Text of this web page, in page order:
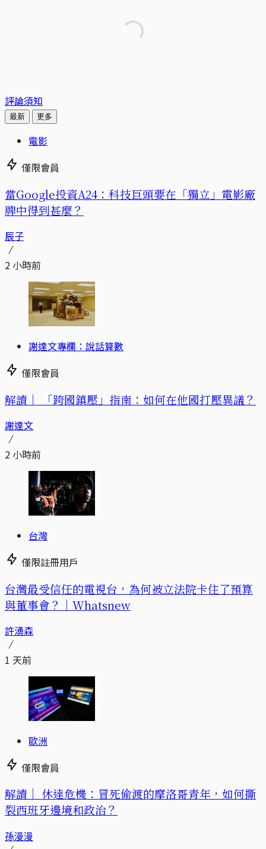
評論須知
最新 更多
電影
僅限會員
當Google投資A24：科技巨頭要在「獨立」電影廠
牌中得到甚麼？
辰子
2 小時前
謝達文專欄：說話算數
僅限會員
解讀｜ 「跨國鎮壓」指南：如何在他國打壓異議？
謝達文
2 小時前
台灣
僅限註冊用戶
台灣最受信任的電視台，為何被立法院卡住了預算
與董事會？｜Whatsnew
許湧森
1 天前
歐洲
僅限會員
解讀｜ 休達危機：冒死偷渡的摩洛哥青年，如何撕
裂西班牙邊境和政治？
孫漫漫